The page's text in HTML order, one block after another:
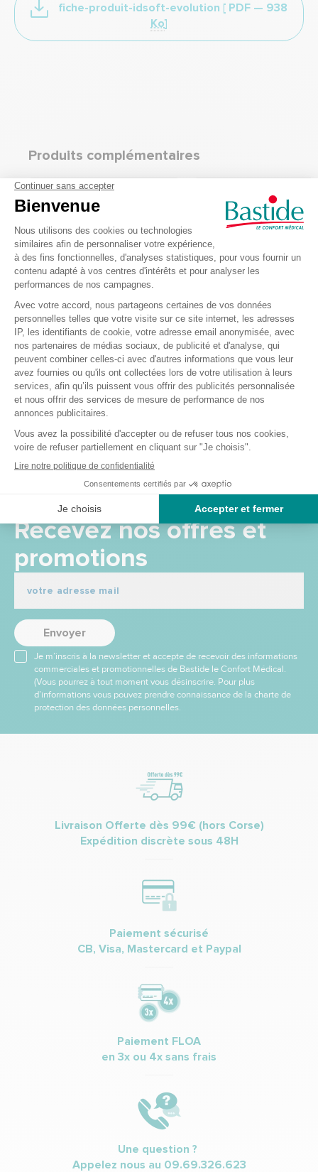
fiche-produit-idsoft-evolution [ PDF — 938
Ko]
Produits complémentaires
Culotte pelvienne Arpégia
42,00 €
Ceinture de transfert
Transac Herdegen
Recevez nos offres et
promotions
Envoyer
Je m’inscris à la newsletter et accepte de recevoir des informations
commerciales et promotionnelles de Bastide le Confort Médical.
(Vous pourrez à tout moment vous désinscrire. Pour plus
d’informations vous pouvez prendre connaissance de la charte de
protection des données personnelles.
Livraison Offerte dès 99€ (hors Corse)
Expédition discrète sous 48H
Paiement sécurisé
CB, Visa, Mastercard et Paypal
Paiement FLOA
en 3x ou 4x sans frais
Une question ?
Appelez nous au 09.69.326.623